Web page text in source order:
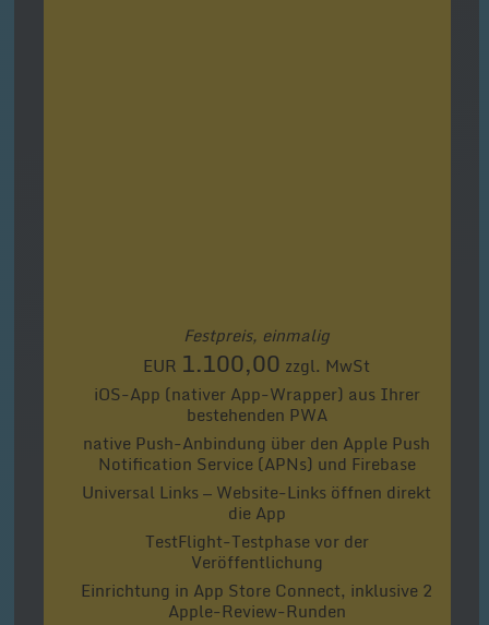
Festpreis, einmalig
EUR 1.100,00 zzgl. MwSt
iOS-App (nativer App-Wrapper) aus Ihrer
bestehenden PWA
native Push-Anbindung über den Apple Push
Notification Service (APNs) und Firebase
Universal Links — Website-Links öffnen direkt
die App
TestFlight-Testphase vor der
Veröffentlichung
Einrichtung in App Store Connect, inklusive 2
Apple-Review-Runden